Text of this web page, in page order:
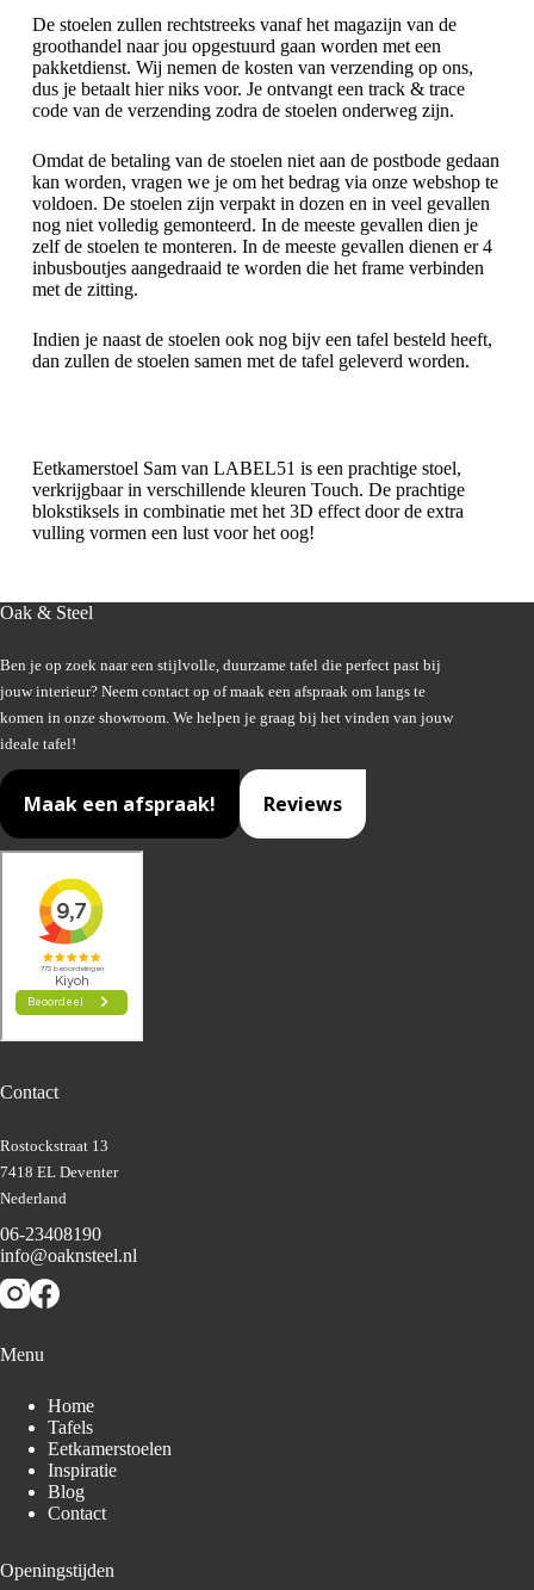
De stoelen zullen rechtstreeks vanaf het magazijn van de
groothandel naar jou opgestuurd gaan worden met een
pakketdienst. Wij nemen de kosten van verzending op ons,
dus je betaalt hier niks voor. Je ontvangt een track & trace
code van de verzending zodra de stoelen onderweg zijn.
Omdat de betaling van de stoelen niet aan de postbode gedaan
kan worden, vragen we je om het bedrag via onze webshop te
voldoen. De stoelen zijn verpakt in dozen en in veel gevallen
nog niet volledig gemonteerd. In de meeste gevallen dien je
zelf de stoelen te monteren. In de meeste gevallen dienen er 4
inbusboutjes aangedraaid te worden die het frame verbinden
met de zitting.
Indien je naast de stoelen ook nog bijv een tafel besteld heeft,
dan zullen de stoelen samen met de tafel geleverd worden.
Eetkamerstoel Sam van LABEL51 is een prachtige stoel,
verkrijgbaar in verschillende kleuren Touch. De prachtige
blokstiksels in combinatie met het 3D effect door de extra
vulling vormen een lust voor het oog!
Oak & Steel
Ben je op zoek naar een stijlvolle, duurzame tafel die perfect past bij
jouw interieur? Neem contact op of maak een afspraak om langs te
komen in onze showroom. We helpen je graag bij het vinden van jouw
ideale tafel!
Maak een afspraak! Reviews
Contact
Rostockstraat 13
7418 EL Deventer
Nederland
06-23408190
info@oaknsteel.nl
Menu
Home
Tafels
Eetkamerstoelen
Inspiratie
Blog
Contact
Openingstijden